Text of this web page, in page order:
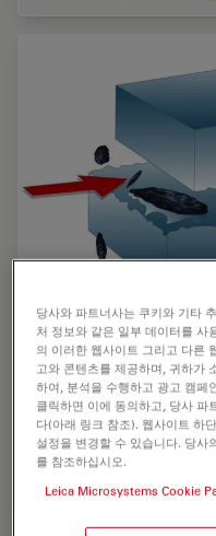
Key Factors for
An overview of the key
cleanliness and
concerning automotive
and production is
Jan 03, 2024 기술 문서
당사와 파트너사는 쿠키와 기타
처 정보와 같은 일부 데이터를 사
의 이러한 웹사이트 그리고 다른
고와 콘텐츠를 제공하며, 귀하가
하여, 분석을 수행하고 광고 캠페
클릭하면 이에 동의하고, 당사 파
다(아래 링크 참조). 웹사이트 하
설정을 변경할 수 있습니다. 당사
를 참조하십시오.
Leica Microsystems Cookie